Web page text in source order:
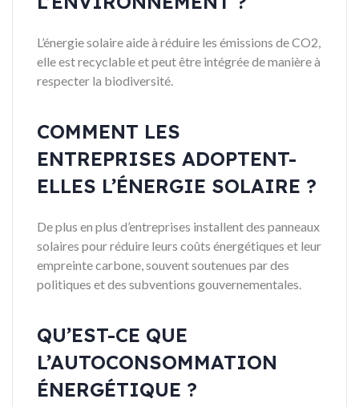
L’énergie solaire aide à réduire les émissions de CO2,
elle est recyclable et peut être intégrée de manière à
respecter la biodiversité.
COMMENT LES
ENTREPRISES ADOPTENT-
ELLES L’ÉNERGIE SOLAIRE ?
De plus en plus d’entreprises installent des panneaux
solaires pour réduire leurs coûts énergétiques et leur
empreinte carbone, souvent soutenues par des
politiques et des subventions gouvernementales.
QU’EST-CE QUE
L’AUTOCONSOMMATION
ÉNERGÉTIQUE ?